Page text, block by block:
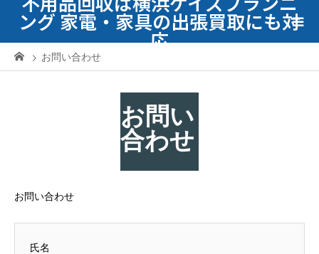
ング 家電・家具の出張買取にも対
応
お問い合わせ
お問い
合わせ
お問い合わせ
氏名